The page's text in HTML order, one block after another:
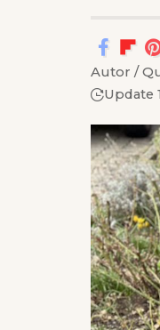
Autor /
Update